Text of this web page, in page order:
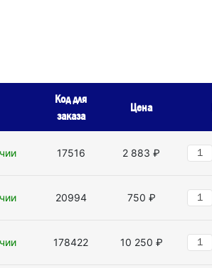
Код для
заказа
Цена
17516 2 883 ₽
20994 750 ₽
178422 10 250 ₽